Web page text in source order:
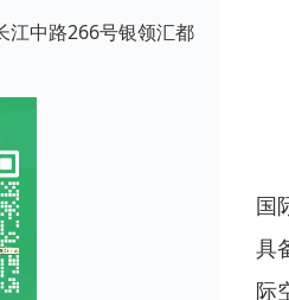
江中路266号银领汇都
国
具
际